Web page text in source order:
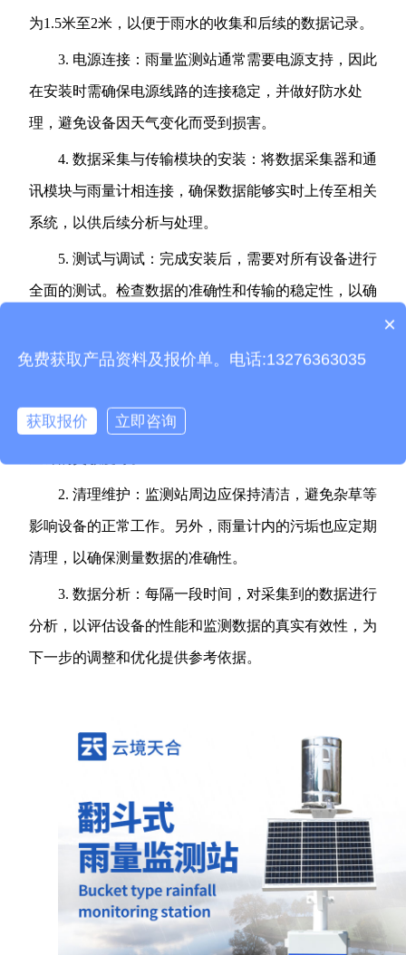
为1.5米至2米，以便于雨水的收集和后续的数据记录。
3. 电源连接：雨量监测站通常需要电源支持，因此
在安装时需确保电源线路的连接稳定，并做好防水处
理，避免设备因天气变化而受到损害。
4. 数据采集与传输模块的安装：将数据采集器和通
讯模块与雨量计相连接，确保数据能够实时上传至相关
系统，以供后续分析与处理。
5. 测试与调试：完成安装后，需要对所有设备进行
全面的测试。检查数据的准确性和传输的稳定性，以确
雨量监测站后期维护
需定期检查设备的工作状态，包括电源、数据传输、雨
2. 清理维护：监测站周边应保持清洁，避免杂草等
影响设备的正常工作。另外，雨量计内的污垢也应定期
清理，以确保测量数据的准确性。
3. 数据分析：每隔一段时间，对采集到的数据进行
分析，以评估设备的性能和监测数据的真实有效性，为
下一步的调整和优化提供参考依据。
产品包含安装吗？
×
免费获取产品资料及报价单。电话:13276363035
获取报价 立即咨询